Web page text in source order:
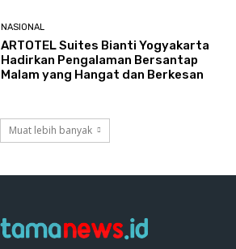
NASIONAL
ARTOTEL Suites Bianti Yogyakarta
Hadirkan Pengalaman Bersantap
Malam yang Hangat dan Berkesan
Muat lebih banyak